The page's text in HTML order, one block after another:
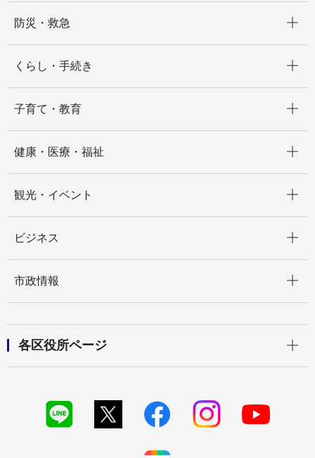
防災・救急
くらし・手続き
子育て・教育
健康・医療・福祉
観光・イベント
ビジネス
市政情報
各区役所ページ